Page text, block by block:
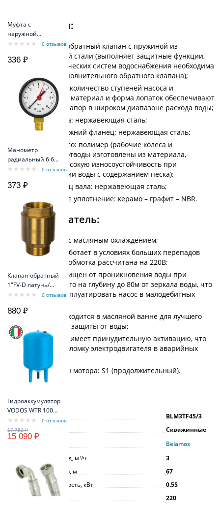
Муфта с
наружной
резьбой D32/R10 отзывов
336 ₽
Манометр
радиальный 6 бар
TIM Y-50-6bar0 отзывов
373 ₽
Клапан обратный
1"FV-D латунь/
внеш резьба0 отзывов
880 ₽
Гидроаккумулятор
VODOS WTR 100
VERT (100 литров,
10bar, G1", +99°C,
мембрана EPDM
0 отзывов
15 090 ₽
Особенности:
Встроенный обратный клапан с пружиной из
нержавеющей стали (выполняет защитные функции,
для автоматических систем водоснабжения необходима
установка дополнительного обратного клапана);
Увеличенное количество ступеней насоса и
специальный материал и форма лопаток обеспечивают
стабильный напор в широком диапазоне расхода воды;
Корпус насоса: нержавеющая сталь;
Верхний и нижний фланец: нержавеющая сталь;
Рабочее колесо: полимер (рабочие колеса и
лопаточные отводы изготовлены из материала,
имеющего высокую износоустойчивость при
перекачивании воды с содержанием песка);
Рабочий конец вала: нержавеющая сталь;
Механическое уплотнение: керамо – графит – NBR.
Электродвигатель:
Однофазный с масляным охлаждением;
Стабильно работает в условиях больших перепадов
напряжения, обмотка рассчитана на 220В;
Надежно защищен от проникновения воды при
погружении его на глубину до 80м от зеркала воды, что
позволяет эксплуатировать насос в малодебитных
Двигатель находится в масляной ванне для лучшего
охлаждения и защиты от воды;
Термозащита имеет принудительную активацию, что
исключает поломку электродвигателя в аварийных
ситуациях;
Режим работы мотора: S1 (продолжительный).
BLM3TF45/3
Тип насоса
Скважинные
Belamos
Максимальный расход, м³/ч
3
Максимальный напор, м
67
Максимальная мощность, кВт
0.55
Напряжение, В
220